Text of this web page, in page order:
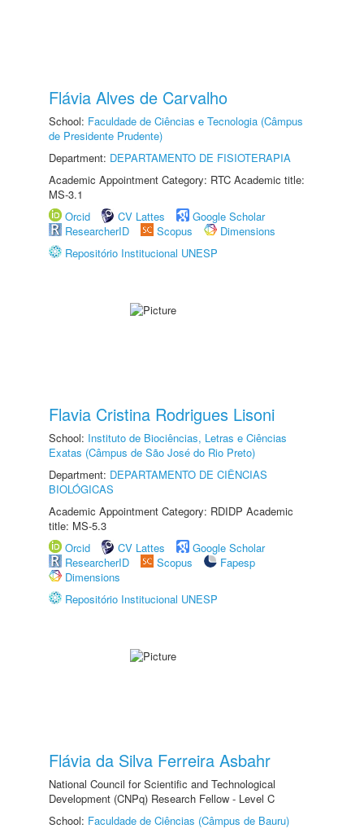
Flávia Alves de Carvalho
School: Faculdade de Ciências e Tecnologia (Câmpus
de Presidente Prudente)
Department: DEPARTAMENTO DE FISIOTERAPIA
Academic Appointment Category: RTC Academic title:
MS-3.1
Orcid
CV Lattes
Google Scholar
ResearcherID
Scopus
Dimensions
Repositório Institucional UNESP
Flavia Cristina Rodrigues Lisoni
School: Instituto de Biociências, Letras e Ciências
Exatas (Câmpus de São José do Rio Preto)
Department: DEPARTAMENTO DE CIÊNCIAS
BIOLÓGICAS
Academic Appointment Category: RDIDP Academic
title: MS-5.3
Orcid
CV Lattes
Google Scholar
ResearcherID
Scopus
Fapesp
Dimensions
Repositório Institucional UNESP
Flávia da Silva Ferreira Asbahr
National Council for Scientific and Technological
Development (CNPq) Research Fellow - Level C
School: Faculdade de Ciências (Câmpus de Bauru)